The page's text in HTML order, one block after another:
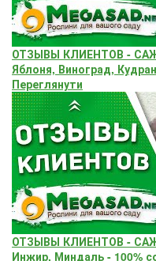
ОТЗЫВЫ КЛИЕНТОВ -
Яблоня, Виноград,
Переглянути
ОТЗЫВЫ КЛИЕНТОВ -
Инжир, Миндаль - 100%